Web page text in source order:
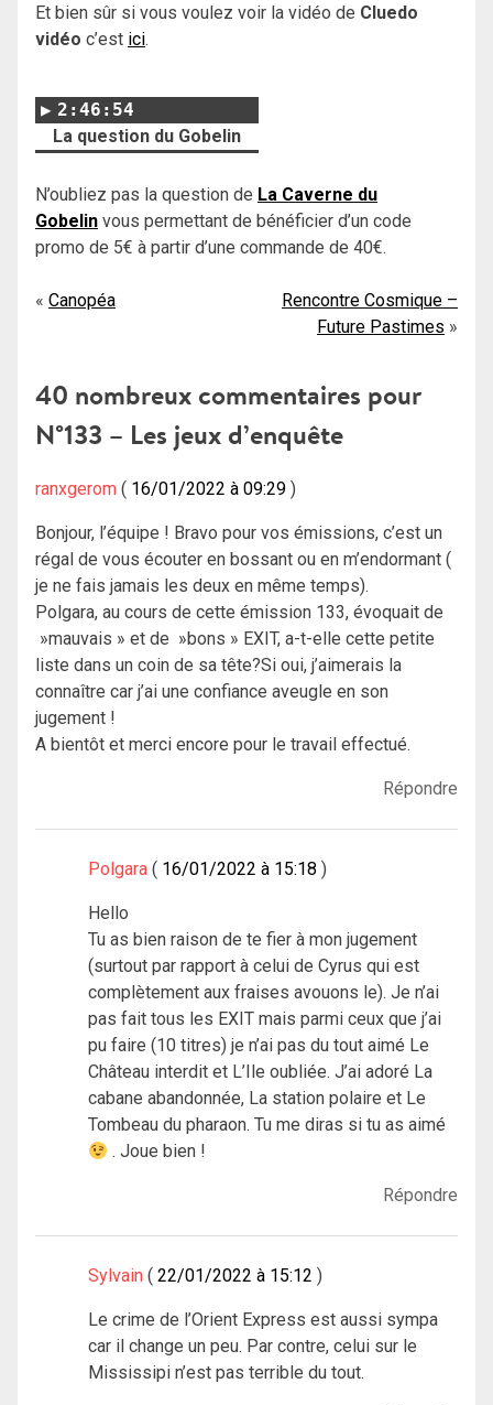
Et bien sûr si vous voulez voir la vidéo de Cluedo
vidéo c’est ici.
2:46:54
La question du Gobelin
N’oubliez pas la question de La Caverne du
Gobelin vous permettant de bénéficier d’un code
promo de 5€ à partir d’une commande de 40€.
Navigation
l’article
Canopéa
Rencontre Cosmique –
Future Pastimes
40 nombreux commentaires pour
N°133 – Les jeux d’enquête
ranxgerom 16/01/2022 à 09:29
Bonjour, l’équipe ! Bravo pour vos émissions, c’est un
régal de vous écouter en bossant ou en m’endormant (
je ne fais jamais les deux en même temps).
Polgara, au cours de cette émission 133, évoquait de
»mauvais » et de »bons » EXIT, a-t-elle cette petite
liste dans un coin de sa tête?Si oui, j’aimerais la
connaître car j’ai une confiance aveugle en son
jugement !
A bientôt et merci encore pour le travail effectué.
Répondre
Polgara 16/01/2022 à 15:18
Hello
Tu as bien raison de te fier à mon jugement
(surtout par rapport à celui de Cyrus qui est
complètement aux fraises avouons le). Je n’ai
pas fait tous les EXIT mais parmi ceux que j’ai
pu faire (10 titres) je n’ai pas du tout aimé Le
Château interdit et L’Ile oubliée. J’ai adoré La
cabane abandonnée, La station polaire et Le
Tombeau du pharaon. Tu me diras si tu as aimé
. Joue bien !
Répondre
Sylvain 22/01/2022 à 15:12
Le crime de l’Orient Express est aussi sympa
car il change un peu. Par contre, celui sur le
Mississipi n’est pas terrible du tout.